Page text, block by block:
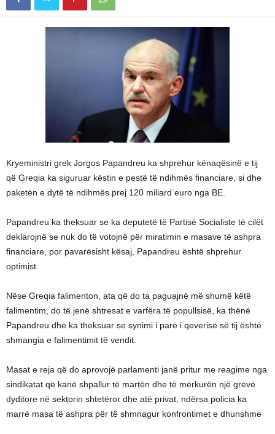
Kryeministri grek Jorgos Papandreu ka shprehur kënaqësinë e tij
që Greqia ka siguruar këstin e pestë të ndihmës financiare, si dhe
paketën e dytë të ndihmës prej 120 miliard euro nga BE.
Papandreu ka theksuar se ka deputetë të Partisë Socialiste të cilët
deklarojnë se nuk do të votojnë për miratimin e masave të ashpra
financiare, por pavarësisht kësaj, Papandreu është shprehur
optimist.
Nëse Greqia falimenton, ata që do ta paguajnë më shumë këtë
falimentim, do të jenë shtresat e varfëra të popullsisë, ka thënë
Papandreu dhe ka theksuar se synimi i parë i qeverisë së tij është
shmangia e falimentimit të vendit.
Masat e reja që do aprovojë parlamenti janë pritur me reagime nga
sindikatat që kanë shpallur të martën dhe të mërkurën një grevë
dyditore në sektorin shtetëror dhe atë privat, ndërsa policia ka
marrë masa të ashpra për të shmnagur konfrontimet e dhunshme